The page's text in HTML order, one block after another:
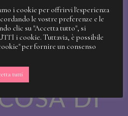
A
DI
i cookie per offrirvi l'esperienza
le vostre preferenze e le
clic su "Accetta tutto", si
i cookie. Tuttavia, è possibile
per fornire un consenso
tutti